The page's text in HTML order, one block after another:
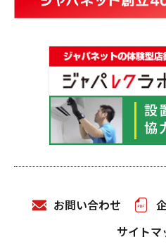
お問い合わせ
サイトマ